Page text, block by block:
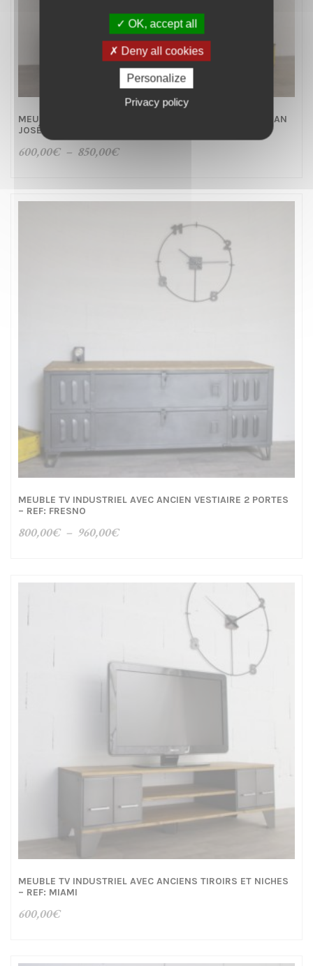
MEUBLE MÉTAL TV INDUSTRIEL BAS À CLAPETS – REF: SAN
JOSÉ
600,00€ – 850,00€Plage
prix :
600,00€
MEUBLE TV INDUSTRIEL AVEC ANCIEN VESTIAIRE 2 PORTES
– REF: FRESNO
800,00€ – 960,00€Plage
800,00€
MEUBLE TV INDUSTRIEL AVEC ANCIENS TIROIRS ET NICHES
– REF: MIAMI
600,00€
OK, accept all
Deny all cookies
Personalize
Privacy policy